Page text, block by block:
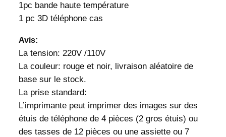
1pc bande haute température
1 pc 3D téléphone cas
Avis:
La tension: 220V /110V
La couleur: rouge et noir, livraison aléatoire de
base sur le stock.
La prise standard:
L’imprimante peut imprimer des images sur des
étuis de téléphone de 4 pièces (2 gros étuis) ou
des tasses de 12 pièces ou une assiette ou 7